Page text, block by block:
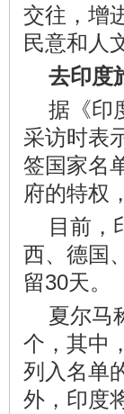
交往，增
民意和人
去印度
据《印
采访时表
签国家名
府的特权
目前，
西、德国
留30天。
夏尔马
个，其中
列入名单
外，印度